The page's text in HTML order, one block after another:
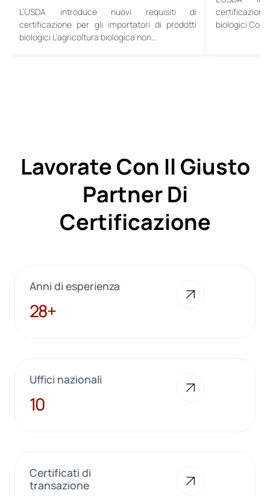
L’USDA introduce nuovi requisiti di
certificazione per gli importatori di prodotti
biologici L’agricoltura biologica non…
biologici
Lavorate Con Il Giusto
Partner Di
Certificazione
Anni di esperienza
28+
28+
Uffici nazionali
10
10
Certificati di
transazione